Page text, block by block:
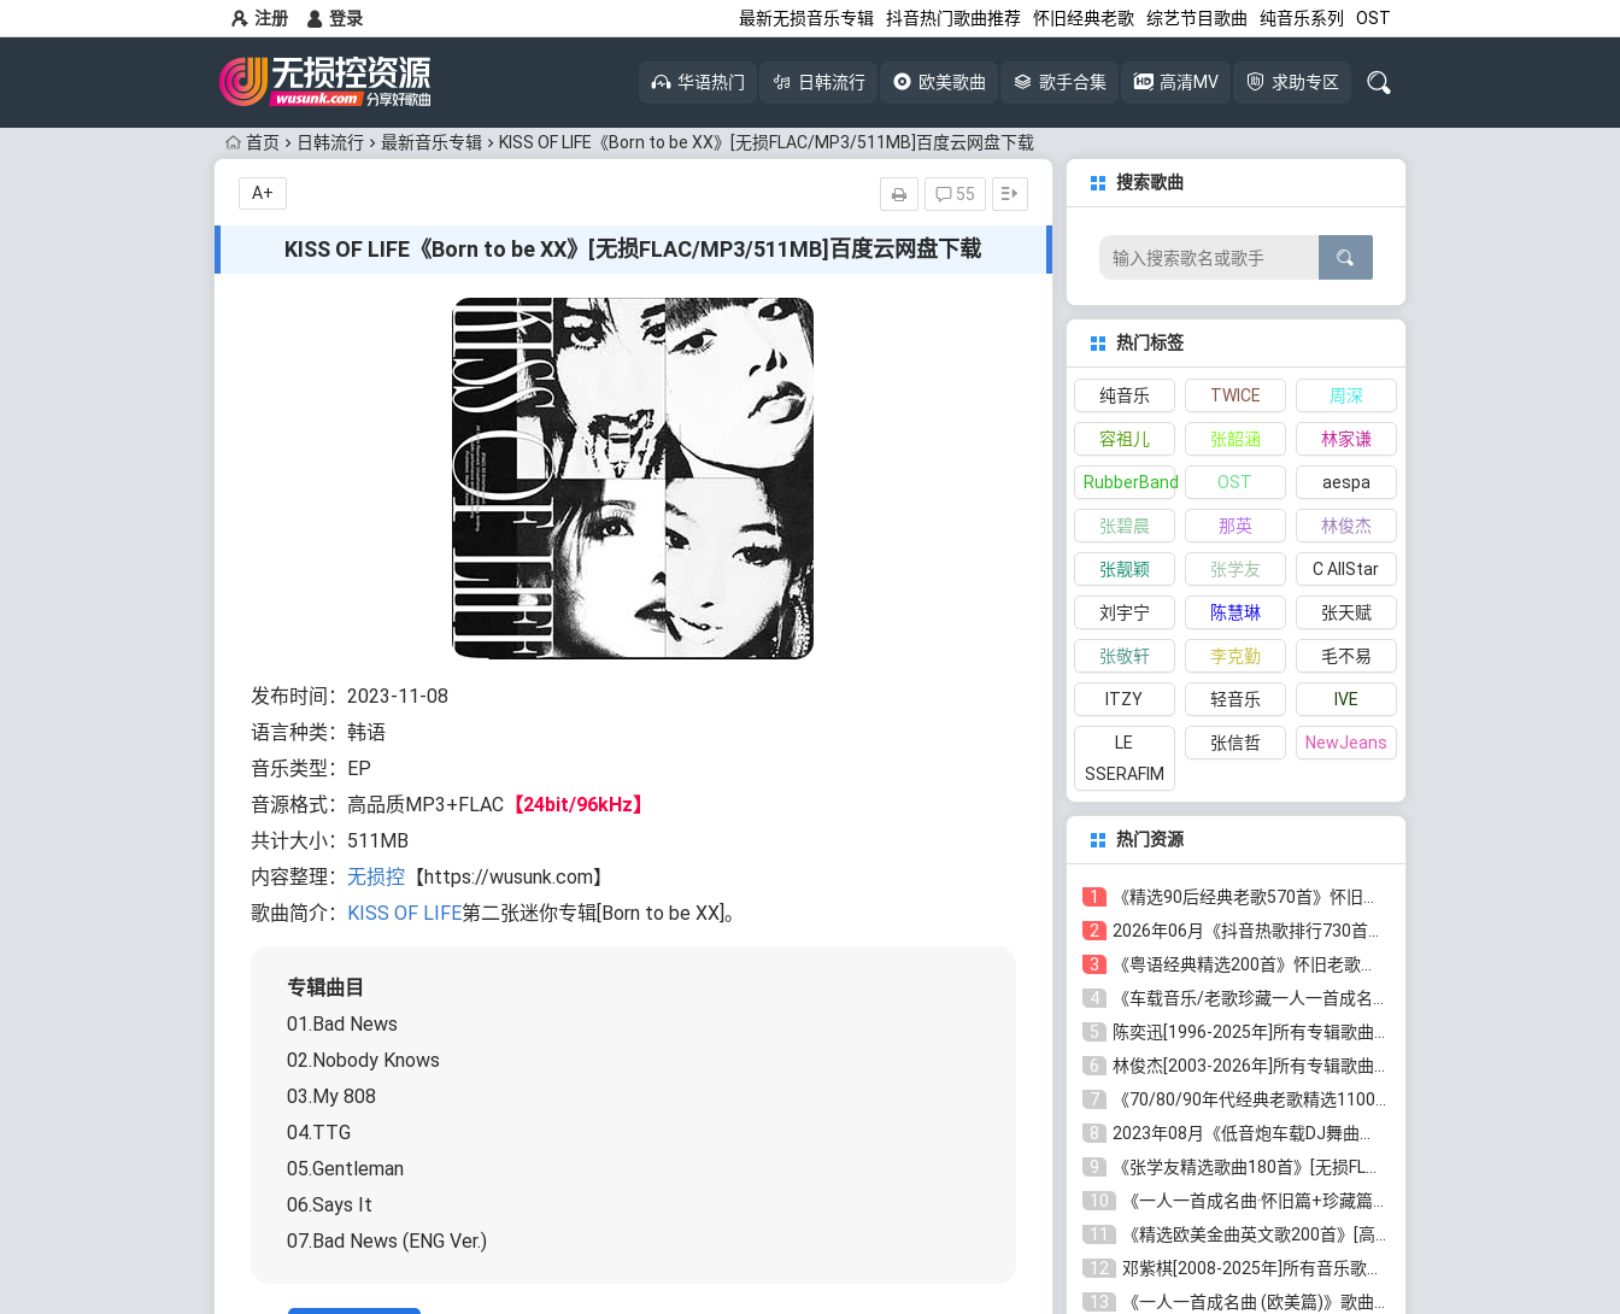
注册 登录 最新无损音乐专辑 抖音热门歌曲推荐 怀旧经典老歌 综艺节目歌曲 纯音乐系列 OST
华语热门 日韩流行 欧美歌曲 歌手合集 高清MV 求助专区
首页 日韩流行 最新音乐专辑 KISS OF LIFE《Born to be XX》[无损FLAC/MP3/511MB]百度云网盘下载
KISS OF LIFE《Born to be XX》[无损FLAC/MP3/511MB]百度云网盘下载
55
A+
发布时间：2023-11-08
语言种类：韩语
音乐类型：EP
音源格式：高品质MP3+FLAC 【24bit/96kHz】
共计大小：511MB
内容整理： 无损控 【https://wusunk.com】
歌曲简介： KISS OF LIFE第二张迷你专辑[Born to be XX]。
专辑曲目
01.Bad News
02.Nobody Knows
03.My 808
04.TTG
05.Gentleman
06.Says It
07.Bad News (ENG Ver.)
搜索歌曲
热门标签
纯音乐 TWICE 周深
容祖儿 张韶涵 林家谦
RubberBand OST aespa
张碧晨 那英 林俊杰
张靓颖 张学友 C AllStar
刘宇宁 陈慧琳 张天赋
张敬轩 李克勤 毛不易
ITZY 轻音乐 IVE
LE
SSERAFIM
张信哲 NewJeans
热门资源
1
《精选90后经典老歌570首》怀旧歌曲合集[高品质MP3/320K/5.44GB]百度云网盘下载
2
2026年06月《抖音热歌排行730首》最火热门歌曲整理[高品质MP3/320K/5.35GB]百度云网盘下载
3
《粤语经典精选200首》怀旧老歌大全[无损FLAC/MP3/6.77GB]百度云网盘下载
4
《车载音乐/老歌珍藏一人一首成名曲12CD》[无损WAV分轨+MP3/6.79GB]百度云网盘下载
5
陈奕迅[1996-2025年]所有专辑歌曲合集[无损FLAC/MP3/48.18GB]百度云网盘下载
6
林俊杰[2003-2026年]所有专辑歌曲全集[无损FLAC/MP3/13.05GB]百度云网盘下载
7
《70/80/90年代经典老歌精选1100首》[高品质MP3/320K/10GB]百度云网盘下载
8
2023年08月《低音炮车载DJ舞曲排行360首》劲爆歌曲合集[高品质MP3/320K/2.86GB]百度云网盘下载
9
《张学友精选歌曲180首》[无损FLAC/MP3/6.26GB]百度云网盘下载
10
《一人一首成名曲·怀旧篇+珍藏篇4CD》[无损WAV/DTS+高品质MP3/6.88GB]百度云网盘下载
11
《精选欧美金曲英文歌200首》[高品质MP3/320K/1.81GB]百度云网盘下载
12
邓紫棋[2008-2025年]所有音乐歌曲合集[无损FLAC/MP3/8.99GB]百度云网盘下载
13
《一人一首成名曲 (欧美篇)》歌曲合集打包[无损WAV/MP3/6.13GB]百度云网盘下载